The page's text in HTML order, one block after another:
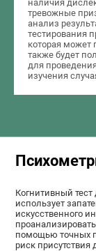
наличия
тревожные
анализ
тестирования
которая может
также будет
для
изучения
Когнитивный
использует
искусственного
помощью точных
риск присутствия